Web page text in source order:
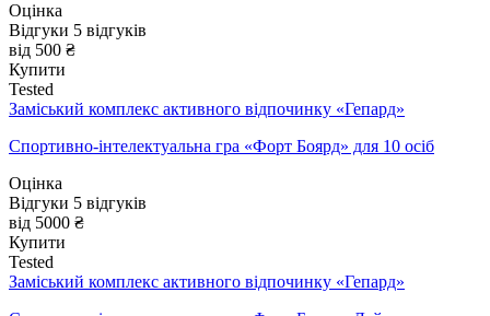
Оцінка
Відгуки 5 відгуків
від 500 ₴
Купити
Tested
Заміський комплекс активного відпочинку «Гепард»
Спортивно-інтелектуальна гра «Форт Боярд» для 10 осіб
Оцінка
Відгуки 5 відгуків
від 5000 ₴
Купити
Tested
Заміський комплекс активного відпочинку «Гепард»